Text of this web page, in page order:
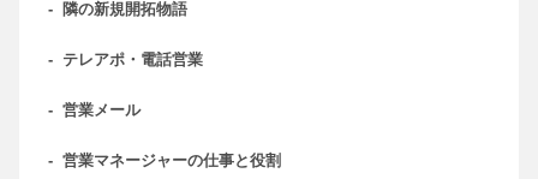
- 隣の新規開拓物語
- テレアポ・電話営業
- 営業メール
- 営業マネージャーの仕事と役割